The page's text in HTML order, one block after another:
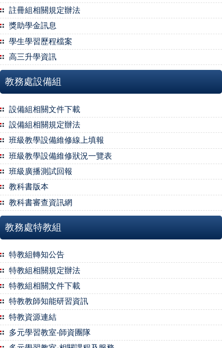
註冊組相關規定辦法
獎助學金訊息
學生學習歷程檔案
高三升學資訊
教務處設備組
設備組相關文件下載
設備組相關規定辦法
班級教學設備維修線上填報
班級教學設備維修狀況一覽表
班級廣播測試回報
教科書版本
教科書審查資訊網
教務處特教組
特教組轉知公告
特教組相關規定辦法
特教組相關文件下載
特教教師知能研習資訊
特教資源連結
多元學習教室-師資團隊